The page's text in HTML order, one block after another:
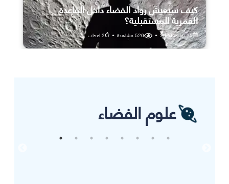
كيف سيعيش رواد الفضاء داخل القاعدة
القمرية المستقبلية؟
25 يوليو، 2026 •
526مشاهدة •
2اعجاب
علوم الفضاء